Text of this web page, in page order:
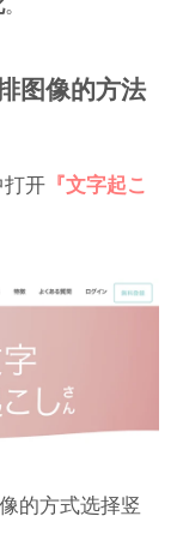
图像的方法
开 『文字起こ
的方式选择竖